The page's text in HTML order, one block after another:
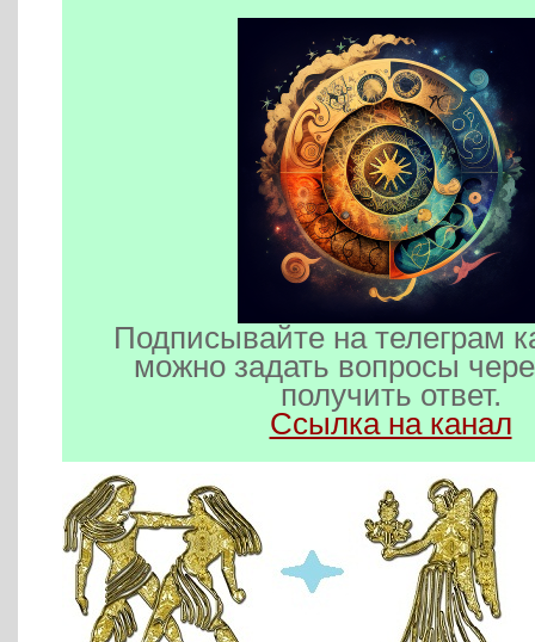
Подписывайте на телеграм
можно задать вопросы
получить ответ.
Ссылка на канал